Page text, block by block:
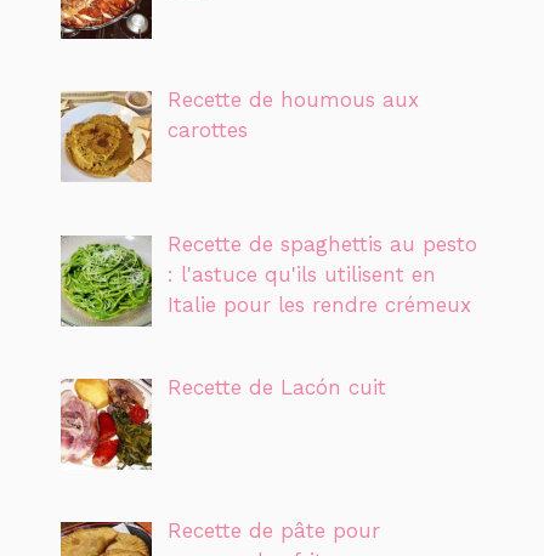
Recette de houmous aux
carottes
Recette de spaghettis au pesto
: l'astuce qu'ils utilisent en
Italie pour les rendre crémeux
Recette de Lacón cuit
Recette de pâte pour